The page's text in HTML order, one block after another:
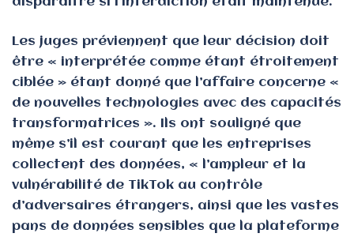
Les juges préviennent que leur décision doit
être « interprétée comme étant étroitement
ciblée » étant donné que l’affaire concerne «
de nouvelles technologies avec des capacités
transformatrices ». Ils ont souligné que
même s’il est courant que les entreprises
collectent des données, « l’ampleur et la
vulnérabilité de TikTok au contrôle
d’adversaires étrangers, ainsi que les vastes
pans de données sensibles que la plateforme